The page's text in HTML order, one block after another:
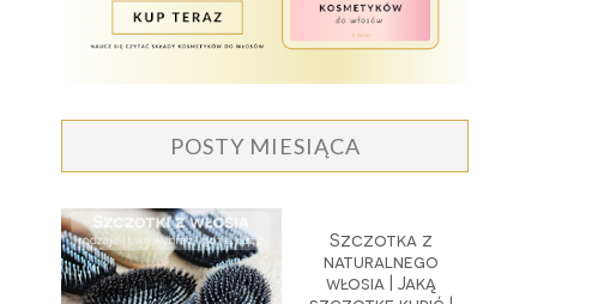
POSTY MIESIĄCA
Szczotka z
naturalnego
włosia | Jaką